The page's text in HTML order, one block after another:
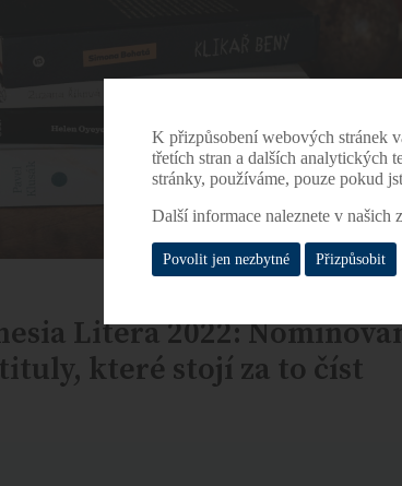
Litera 2022:
tituly, které stojí za to číst
K přizpůsobení webových stránek
třetích stran a dalších analytických
stránky, používáme, pouze pokud
Další informace naleznete v našich
Povolit jen nezbytné Přizpůsobit